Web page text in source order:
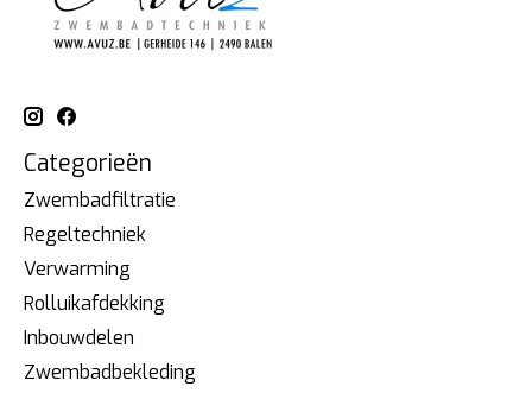
Categorieën
Zwembadfiltratie
Regeltechniek
Verwarming
Rolluikafdekking
Inbouwdelen
Zwembadbekleding